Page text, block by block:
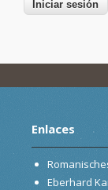
Enlaces
Eberhard